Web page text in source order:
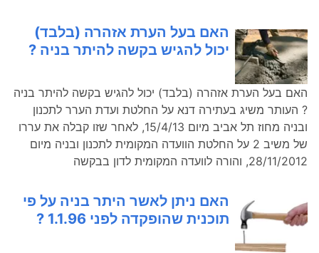
האם בעל הערת אזהרה (בלבד)
יכול להגיש בקשה להיתר בניה ?
האם בעל הערת אזהרה (בלבד) יכול להגיש בקשה להיתר בניה
? העותר משיג בעתירה דנא על החלטת ועדת הערר לתכנון
ובניה מחוז תל אביב מיום 15/4/13, לאחר שזו קבלה את עררו
של משיב 2 על החלטת הוועדה המקומית לתכנון ובניה מיום
28/11/2012, והורה לוועדה המקומית לדון בבקשה
האם ניתן לאשר היתר בניה על פי
תוכנית שהופקדה לפני 1.1.96 ?